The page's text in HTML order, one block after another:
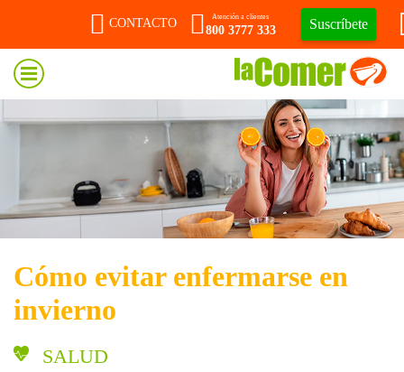
CONTACTO
Atención a clientes
800 3777 333 Suscríbete
Cómo evitar enfermarse en
invierno
SALUD